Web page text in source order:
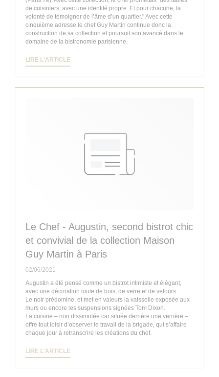
de cuisiniers, avec une identité propre. Et pour chacune, la
volonté de témoigner de l’âme d’un quartier." Avec cette
cinquième adresse le chef Guy Martin continue donc la
construction de sa collection et poursuit son avancé dans le
domaine de la bistronomie parisienne.
LIRE L'ARTICLE
Le Chef - Augustin, second bistrot chic
et convivial de la collection Maison
Guy Martin à Paris
02/06/2021
Augustin a été pensé comme un bistrot intimiste et élégant,
avec une décoration toute de bois, de verre et de velours.
Le noir prédomine, et met en valeurs la vaisselle exposée aux
murs ou encore les suspensions signées Tom Dixon.
La cuisine – non dissimulée car située derrière une verrière –
offre tout loisir d’observer le travail de la brigade, qui s’affaire
chaque jour à retranscrire les créations du chef.
LIRE L'ARTICLE